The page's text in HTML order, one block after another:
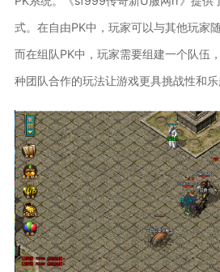
式。在自由PK中，玩家可以与其他玩家
而在组队PK中，玩家需要组建一个队伍
种团队合作的玩法让游戏更具挑战性和乐